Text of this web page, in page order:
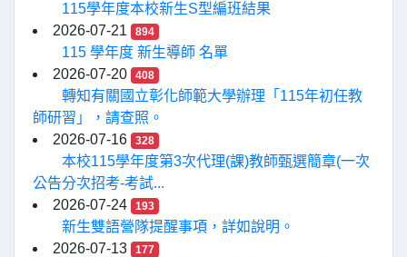
115學年度本校新生S型編班結果
2026-07-21
894
115 學年度 新生導師 名單
2026-07-20
408
轉知有關國立彰化師範大學辦理「115年初任教
師研習」，請查照。
2026-07-16
328
本校115學年度第3次代理(課)教師甄選簡章(一次
公告分次招考-考試...
2026-07-24
193
新生雙語營隊提醒事項，詳如說明。
2026-07-13
177